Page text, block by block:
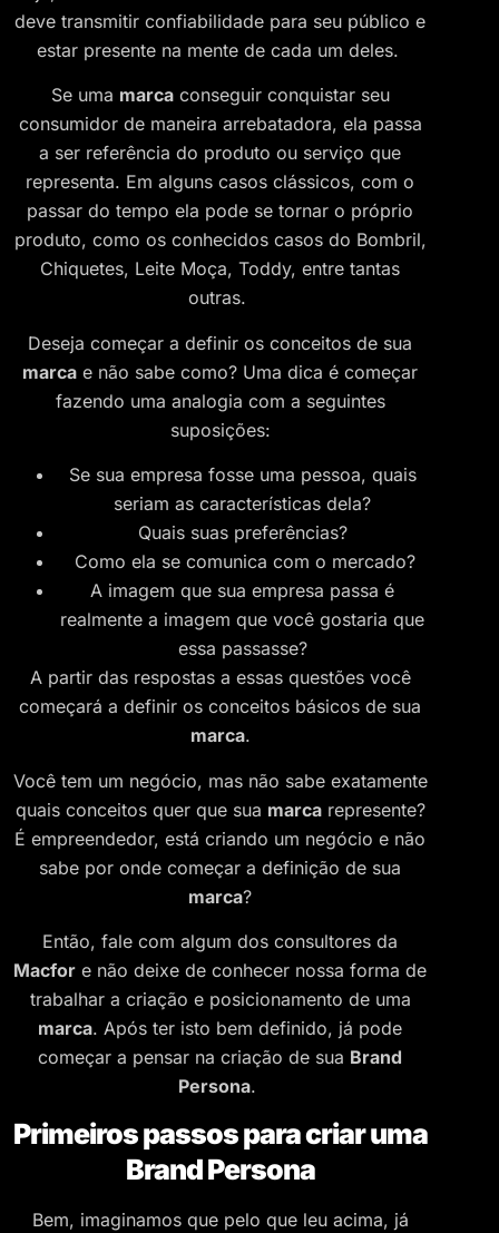
deve transmitir confiabilidade para seu público e
estar presente na mente de cada um deles.
Se uma marcaconseguir conquistar seu
consumidor de maneira arrebatadora, ela passa
a ser referência do produto ou serviço que
representa. Em alguns casos clássicos, com o
passar do tempo ela pode se tornar o próprio
produto, como os conhecidos casos do Bombril,
Chiquetes, Leite Moça, Toddy, entre tantas
outras.
Deseja começar a definir os conceitos de sua
marca e não sabe como? Uma dica é começar
fazendo uma analogia com a seguintes
suposições:
Se sua empresa fosse uma pessoa, quais
seriam as características dela?
Quais suas preferências?
Como ela se comunica com o mercado?
A imagem que sua empresa passa é
realmente a imagem que você gostaria que
essa passasse?
A partir das respostas a essas questões você
começará a definir os conceitos básicos de sua
marca.
Você tem um negócio, mas não sabe exatamente
quais conceitos quer que sua marcarepresente?
É empreendedor, está criando um negócio e não
sabe por onde começar a definição de sua
marca?
Então, fale com algum dos consultores da
Macfor e não deixe de conhecer nossa forma de
trabalhar a criação e posicionamento de uma
marca. Após ter isto bem definido, já pode
começar a pensar na criação de sua Brand
Persona.
Primeiros passos para criar uma
Brand Persona
Bem, imaginamos que pelo que leu acima, já